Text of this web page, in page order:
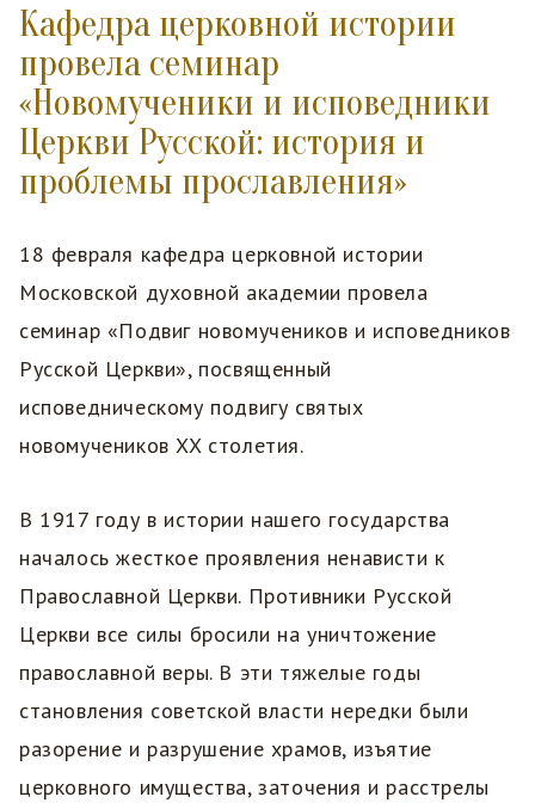
Кафедра церковной истории
провела семинар
«Новомученики и исповедники
Церкви Русской: история и
проблемы прославления»
18 февраля кафедра церковной истории
Московской духовной академии провела
семинар «Подвиг новомучеников и исповедников
Русской Церкви», посвященный
исповедническому подвигу святых
новомучеников XX столетия.
В 1917 году в истории нашего государства
началось жесткое проявления ненависти к
Православной Церкви. Противники Русской
Церкви все силы бросили на уничтожение
православной веры. В эти тяжелые годы
становления советской власти нередки были
разорение и разрушение храмов, изъятие
церковного имущества, заточения и расстрелы